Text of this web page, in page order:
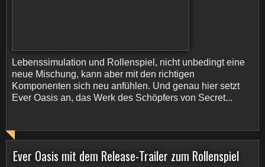
Lebenssimulation und Rollenspiel, nicht unbedingt eine
neue Mischung, kann aber mit den richtigen
Komponenten sich neu anfühlen. Und genau hier setzt
Ever Oasis an, das Werk des Schöpfers von Secret...
Ever Oasis mit dem Release-Trailer zum Rollenspiel